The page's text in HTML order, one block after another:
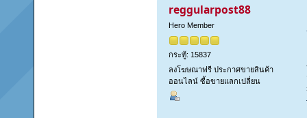
reggularpost88
Hero Member
กระทู้: 15837
ลงโฆษณาฟรี ประกาศขายสินค้า
ออนไลน์ ซื้อขายแลกเปลี่ยน